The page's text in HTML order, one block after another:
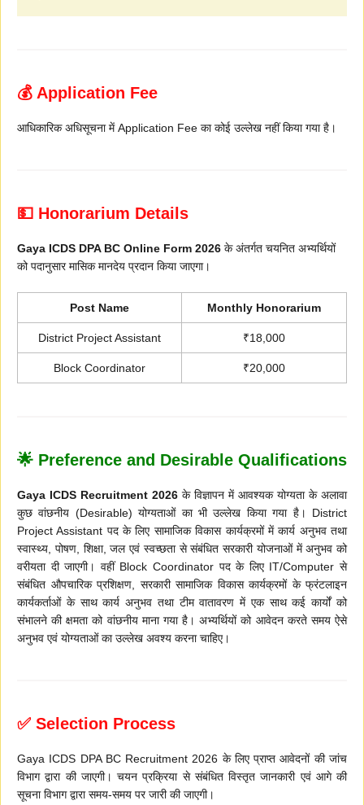
💰 Application Fee
आधिकारिक अधिसूचना में Application Fee का कोई उल्लेख नहीं किया गया है।
💵 Honorarium Details
Gaya ICDS DPA BC Online Form 2026 के अंतर्गत चयनित अभ्यर्थियों
को पदानुसार मासिक मानदेय प्रदान किया जाएगा।
Post Name Monthly Honorarium
District Project Assistant ₹18,000
Block Coordinator ₹20,000
🌟 Preference and Desirable Qualifications
Gaya ICDS Recruitment 2026 के विज्ञापन में आवश्यक योग्यता के अलावा
कुछ वांछनीय (Desirable) योग्यताओं का भी उल्लेख किया गया है। District
Project Assistant पद के लिए सामाजिक विकास कार्यक्रमों में कार्य अनुभव तथा
स्वास्थ्य, पोषण, शिक्षा, जल एवं स्वच्छता से संबंधित सरकारी योजनाओं में अनुभव को
वरीयता दी जाएगी। वहीं Block Coordinator पद के लिए IT/Computer से
संबंधित औपचारिक प्रशिक्षण, सरकारी सामाजिक विकास कार्यक्रमों के फ्रंटलाइन
कार्यकर्ताओं के साथ कार्य अनुभव तथा टीम वातावरण में एक साथ कई कार्यों को
संभालने की क्षमता को वांछनीय माना गया है। अभ्यर्थियों को आवेदन करते समय ऐसे
अनुभव एवं योग्यताओं का उल्लेख अवश्य करना चाहिए।
✅ Selection Process
Gaya ICDS DPA BC Recruitment 2026 के लिए प्राप्त आवेदनों की जांच
विभाग द्वारा की जाएगी। चयन प्रक्रिया से संबंधित विस्तृत जानकारी एवं आगे की
सूचना विभाग द्वारा समय-समय पर जारी की जाएगी।